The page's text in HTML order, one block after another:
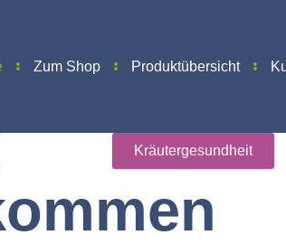
Zum Shop Produktübersicht
Kräutergesundheit